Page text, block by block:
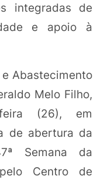
integradas de
e apoio à
Abastecimento
Melo Filho,
(26), em
de abertura da
Semana da
Centro de